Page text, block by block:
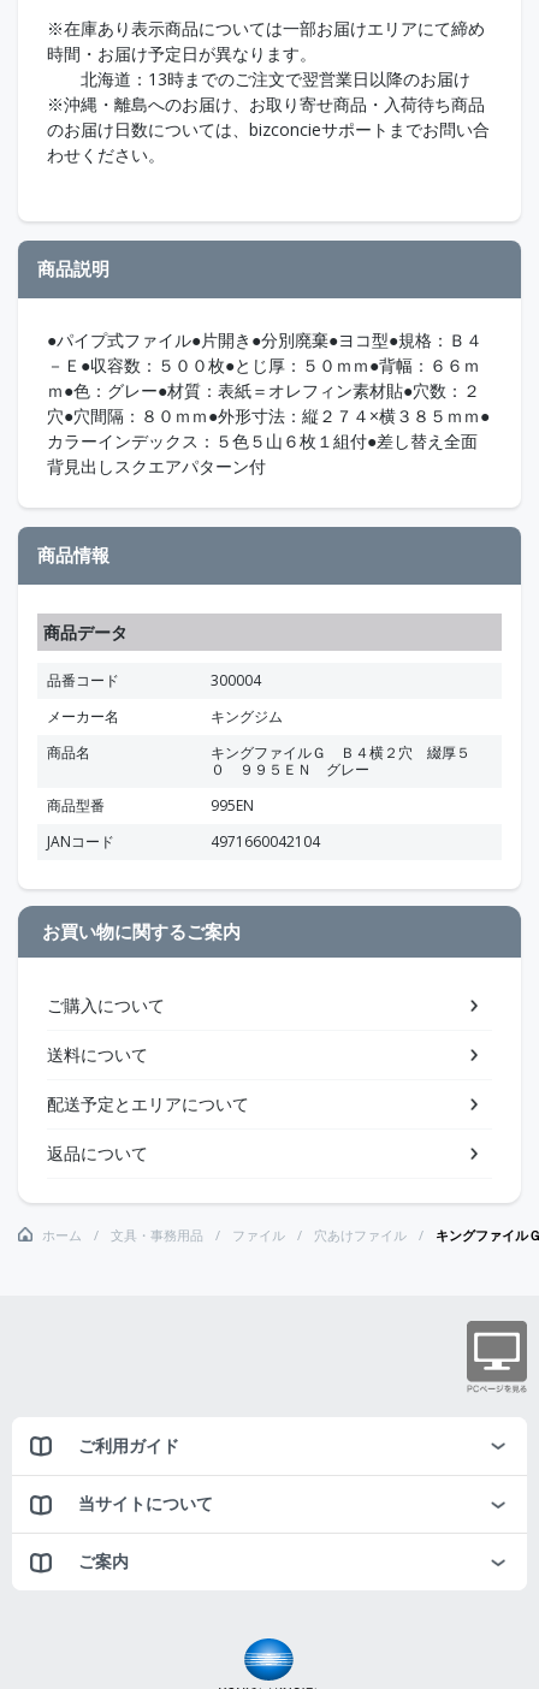
※在庫あり表示商品については一部お届けエリアにて締め
時間・お届け予定日が異なります。
北海道：13時までのご注文で翌営業日以降のお届け
※沖縄・離島へのお届け、お取り寄せ商品・入荷待ち商品
のお届け日数については、bizconcieサポートまでお問い合
わせください。
商品説明
●パイプ式ファイル●片開き●分別廃棄●ヨコ型●規格：Ｂ４
－Ｅ●収容数：５００枚●とじ厚：５０ｍｍ●背幅：６６ｍ
ｍ●色：グレー●材質：表紙＝オレフィン素材貼●穴数：２
穴●穴間隔：８０ｍｍ●外形寸法：縦２７４×横３８５ｍｍ●
カラーインデックス：５色５山６枚１組付●差し替え全面
背見出しスクエアパターン付
商品情報
商品データ
品番コード
300004
メーカー名
キングジム
商品名
キングファイルＧ Ｂ４横２穴 綴厚５
０ ９９５ＥＮ グレー
商品型番
995EN
JANコード
4971660042104
お買い物に関するご案内
ご購入について
送料について
配送予定とエリアについて
返品について
ホーム 文具・事務用品 ファイル 穴あけファイル キングファイ
ご利用ガイド
当サイトについて
ご案内